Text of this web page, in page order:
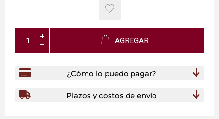
AGREGAR
¿Cómo lo puedo pagar?
Plazos y costos de envío